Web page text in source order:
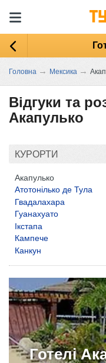
Головна → Мексика →
Відгуки та
Акапулько
КУРОРТИ
Акапулько
Атотонілько де Тула
Гвадалахара
Гуанахуато
Ікстапа
Кампече
Канкун
Готелі